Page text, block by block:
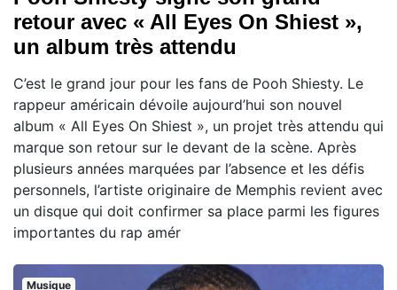
retour avec « All Eyes On Shiest »,
un album très attendu
C’est le grand jour pour les fans de Pooh Shiesty. Le
rappeur américain dévoile aujourd’hui son nouvel
album « All Eyes On Shiest », un projet très attendu qui
marque son retour sur le devant de la scène. Après
plusieurs années marquées par l’absence et les défis
personnels, l’artiste originaire de Memphis revient avec
un disque qui doit confirmer sa place parmi les figures
importantes du rap amér
Musique